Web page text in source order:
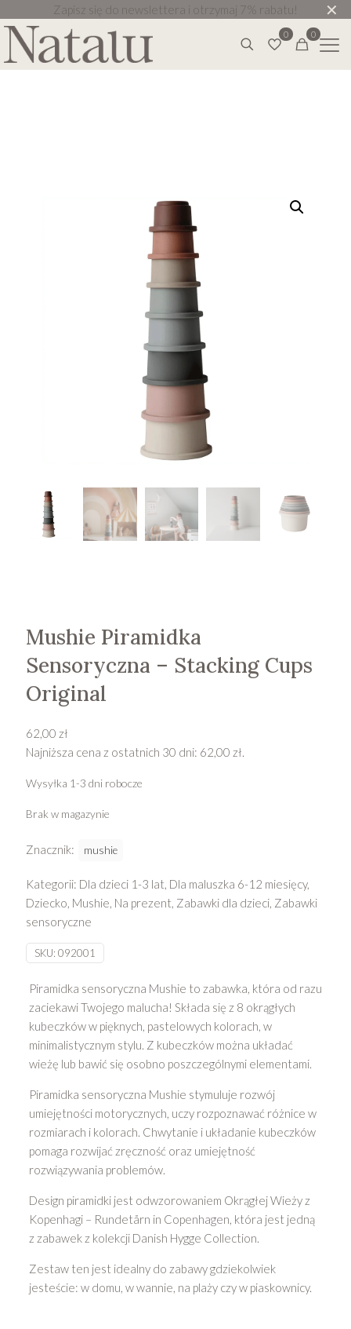
Zapisz się do newslettera i otrzymaj 7% rabatu! ✕
0 0
Mushie Piramidka
Sensoryczna – Stacking Cups
Original
62,00 zł
Najniższa cena z ostatnich 30 dni: 62,00 zł.
Wysyłka 1-3 dni robocze
Brak w magazynie
Znacznik: mushie
Kategorii: Dla dzieci 1-3 lat, Dla maluszka 6-12 miesięcy,
Dziecko, Mushie, Na prezent, Zabawki dla dzieci, Zabawki
sensoryczne
SKU: 092001
Piramidka sensoryczna Mushie to zabawka, która od razu
zaciekawi Twojego malucha! Składa się z 8 okrągłych
kubeczków w pięknych, pastelowych kolorach, w
minimalistycznym stylu. Z kubeczków można układać
wieżę lub bawić się osobno poszczególnymi elementami.
Piramidka sensoryczna Mushie stymuluje rozwój
umiejętności motorycznych, uczy rozpoznawać różnice w
rozmiarach i kolorach. Chwytanie i układanie kubeczków
pomaga rozwijać zręczność oraz umiejętność
rozwiązywania problemów.
Design piramidki jest odwzorowaniem Okrągłej Wieży z
Kopenhagi – Rundetårn in Copenhagen, która jest jedną
z zabawek z kolekcji Danish Hygge Collection.
Zestaw ten jest idealny do zabawy gdziekolwiek
jesteście: w domu, w wannie, na plaży czy w piaskownicy.